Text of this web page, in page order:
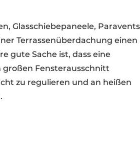
Glasschiebepaneele,
Terrassenüberdachung einen
gute Sache ist, dass eine
großen Fensterausschnitt
zu regulieren und an heißen